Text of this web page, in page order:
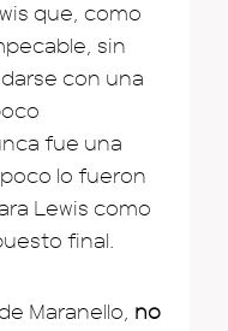
que, como
sin
con una
fue una
lo fueron
Lewis como
final.
Maranello, no